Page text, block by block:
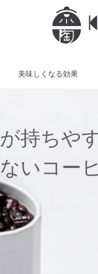
美味しくなる効果
持ちや
いコー